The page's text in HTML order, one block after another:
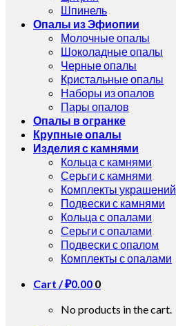
Шпинель
Опалы из Эфиопии
Молочные опалы
Шоколадные опалы
Черные опалы
Кристальные опалы
Наборы из опалов
Пары опалов
Опалы в огранке
Крупные опалы
Изделия с камнями
Кольца с камнями
Серьги с камнями
Комплекты украшений
Подвески с камнями
Кольца с опалами
Серьги с опалами
Подвески с опалом
Комплекты с опалами
Cart /₽0.00 0
No products in the cart.